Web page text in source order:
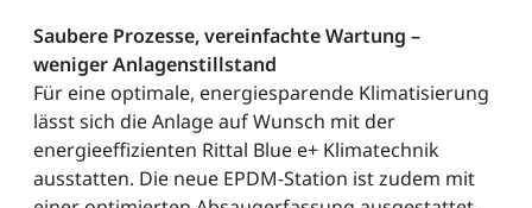
Saubere Prozesse, vereinfachte Wartung –
weniger Anlagenstillstand
Für eine optimale, energiesparende Klimatisierung
lässt sich die Anlage auf Wunsch mit der
energieeffizienten Rittal Blue e+ Klimatechnik
ausstatten. Die neue EPDM-Station ist zudem mit